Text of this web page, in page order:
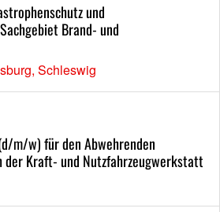
und
Brand- und
Schleswig
m/w) für den Abwehrenden
der Kraft- und Nutzfahrzeugwerkstatt